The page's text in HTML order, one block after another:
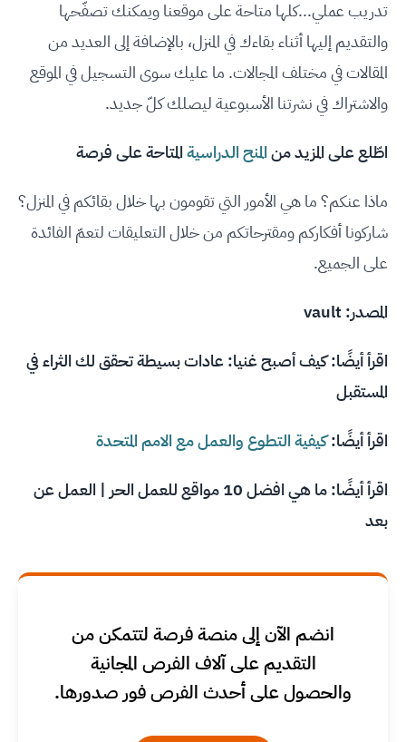
تدريب عملي...كلها متاحة على موقعنا ويمكنك تصفّحها
والتقديم إليها أثناء بقاءك في المنزل، بالإضافة إلى العديد من
المقالات في مختلف المجالات. ما عليك سوى التسجيل في الموقع
والاشتراك في نشرتنا الأسبوعية ليصلك كلّ جديد.
اطّلع على المزيد منالمنح الدراسيةالمتاحة على فرصة
ماذا عنكم؟ ما هي الأمور التي تقومون بها خلال بقائكم في المنزل؟
شاركونا أفكاركم ومقترحاتكم من خلال التعليقات لتعمّ الفائدة
على الجميع.
المصدر: vault
اقرأ أيضًا:كيف أصبح غنيا: عادات بسيطة تحقق لك الثراء في
المستقبل
اقرأ أيضًا:كيفية التطوع والعمل مع الامم المتحدة
اقرأ أيضًا:
ما هي افضل 10 مواقع للعمل الحر | العمل عن
بعد
انضم الآن إلى منصة فرصة لتتمكن من
التقديم على آلاف الفرص المجانية
والحصول على أحدث الفرص فور صدورها.